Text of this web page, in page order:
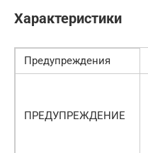
Характеристики
Предупреждения
ПРЕДУПРЕЖДЕНИЕ